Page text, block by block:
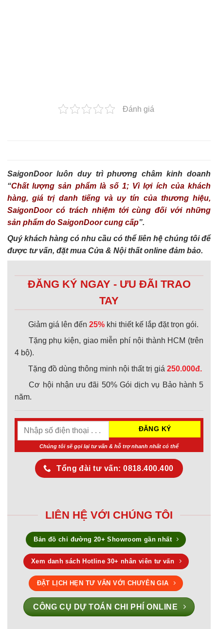
Đánh giá
SaigonDoor luôn duy trì phương châm kinh doanh
“Chất lượng sản phẩm là số 1; Vì lợi ích của khách
hàng, giá trị danh tiếng và uy tín của thương hiệu,
SaigonDoor có trách nhiệm tới cùng đối với những
sản phẩm do SaigonDoor cung cấp”.
Quý khách hàng có nhu cầu có thể liên hệ chúng tôi để
được tư vấn, đặt mua Cửa & Nội thất online đảm bảo.
ĐĂNG KÝ NGAY - ƯU ĐÃI TRAO
TAY
Giảm giá lên đến 25% khi thiết kế lắp đặt trọn gói.
Tặng phụ kiện, giao miễn phí nội thành HCM (trên
4 bộ).
Tặng đồ dùng thông minh nội thất trị giá 250.000đ.
Cơ hội nhận ưu đãi 50% Gói dịch vụ Bảo hành 5
năm.
Chúng tôi sẽ gọi lại tư vấn & hỗ trợ nhanh nhất có thể
Tổng đài tư vấn: 0818.400.400
LIÊN HỆ VỚI CHÚNG TÔI
Bản đồ chỉ đường 20+ Showroom gần nhất
Xem danh sách Hotline 30+ nhân viên tư vấn
ĐẶT LỊCH HẸN TƯ VẤN VỚI CHUYÊN GIA
CÔNG CỤ DỰ TOÁN CHI PHÍ ONLINE